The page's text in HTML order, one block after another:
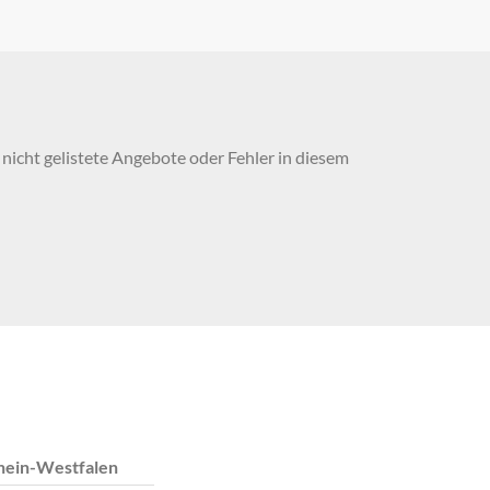
gelistete Angebote oder Fehler in diesem
Westfalen